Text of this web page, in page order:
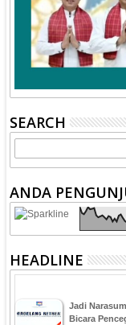
SEARCH
ANDA
HEADLINE
Jadi
Bicara